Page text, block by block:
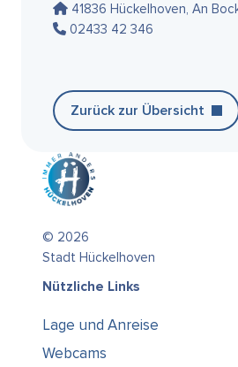
41836 Hückelhoven, An
02433 42 346
Zurück zur Übersicht
© 2026
Stadt Hückelhoven
Nützliche Links
Lage und Anreise
Webcams